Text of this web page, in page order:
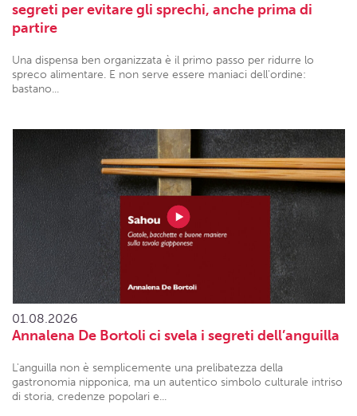
segreti per evitare gli sprechi, anche prima di
partire
Una dispensa ben organizzata è il primo passo per ridurre lo
spreco alimentare. E non serve essere maniaci dell'ordine:
bastano...
01.08.2026
Annalena De Bortoli ci svela i segreti dell’anguilla
L'anguilla non è semplicemente una prelibatezza della
gastronomia nipponica, ma un autentico simbolo culturale intriso
di storia, credenze popolari e...